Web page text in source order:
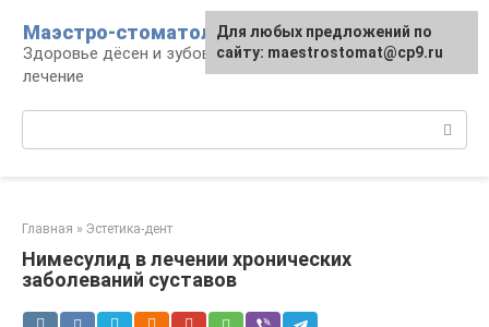
контенту
Маэстро-стоматолог
Здоровье дёсен и зубов, диагностика и
лечение
Главная » Эстетика-дент
Нимесулид в лечении хронических
заболеваний суставов
Для любых предложений по
сайту: maestrostomat@cp9.ru